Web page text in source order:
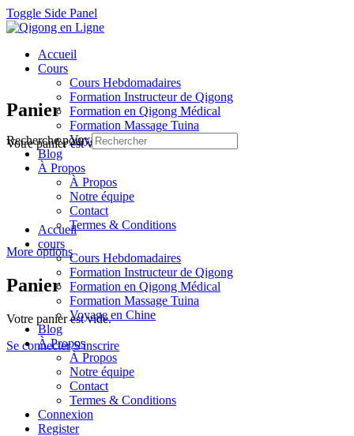
Toggle Side Panel
Accueil
Cours
Cours Hebdomadaires
Formation Instructeur de Qigong
Formation en Qigong Médical
Formation Massage Tuina
Voyage en Chine
Blog
À Propos
À Propos
Notre équipe
Contact
Termes & Conditions
More options
Panier
Votre panier est vide.
Se connecter S'inscrire
Panier
Votre panier est vide.
Recherche pour:
Accueil
cours
Cours Hebdomadaires
Formation Instructeur de Qigong
Formation en Qigong Médical
Formation Massage Tuina
Voyage en Chine
Blog
À Propos
À Propos
Notre équipe
Contact
Termes & Conditions
Connexion
Register